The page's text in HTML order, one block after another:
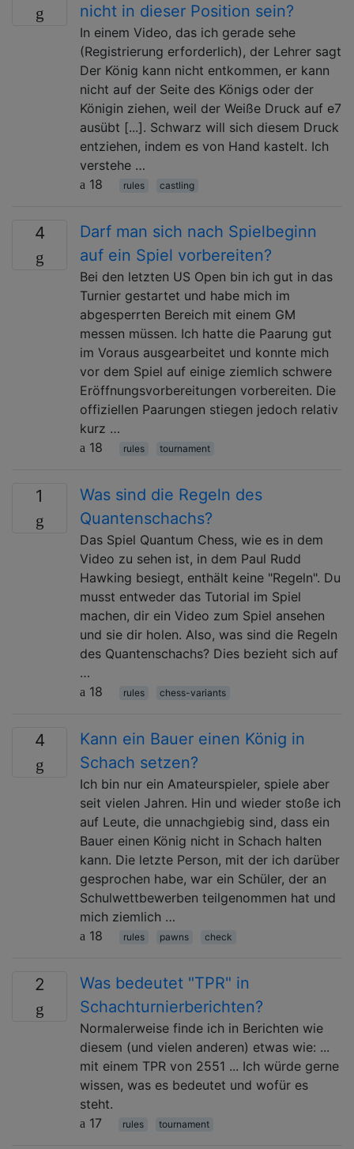
nicht in dieser Position sein?
In einem Video, das ich gerade sehe
(Registrierung erforderlich), der Lehrer sagt
Der König kann nicht entkommen, er kann
nicht auf der Seite des Königs oder der
Königin ziehen, weil der Weiße Druck auf e7
ausübt [...]. Schwarz will sich diesem Druck
entziehen, indem es von Hand kastelt. Ich
verstehe …
18
rules castling
4
Darf man sich nach Spielbeginn
auf ein Spiel vorbereiten?
Bei den letzten US Open bin ich gut in das
Turnier gestartet und habe mich im
abgesperrten Bereich mit einem GM
messen müssen. Ich hatte die Paarung gut
im Voraus ausgearbeitet und konnte mich
vor dem Spiel auf einige ziemlich schwere
Eröffnungsvorbereitungen vorbereiten. Die
offiziellen Paarungen stiegen jedoch relativ
kurz …
18
rules tournament
1
Was sind die Regeln des
Quantenschachs?
Das Spiel Quantum Chess, wie es in dem
Video zu sehen ist, in dem Paul Rudd
Hawking besiegt, enthält keine "Regeln". Du
musst entweder das Tutorial im Spiel
machen, dir ein Video zum Spiel ansehen
und sie dir holen. Also, was sind die Regeln
des Quantenschachs? Dies bezieht sich auf
…
18
rules chess-variants
4
Kann ein Bauer einen König in
Schach setzen?
Ich bin nur ein Amateurspieler, spiele aber
seit vielen Jahren. Hin und wieder stoße ich
auf Leute, die unnachgiebig sind, dass ein
Bauer einen König nicht in Schach halten
kann. Die letzte Person, mit der ich darüber
gesprochen habe, war ein Schüler, der an
Schulwettbewerben teilgenommen hat und
mich ziemlich …
18
rules pawns check
2
Was bedeutet "TPR" in
Schachturnierberichten?
Normalerweise finde ich in Berichten wie
diesem (und vielen anderen) etwas wie: ...
mit einem TPR von 2551 ... Ich würde gerne
wissen, was es bedeutet und wofür es
steht.
17
rules tournament